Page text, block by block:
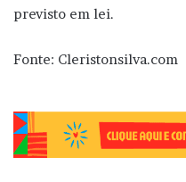
previsto em lei.
Fonte: Cleristonsilva.com